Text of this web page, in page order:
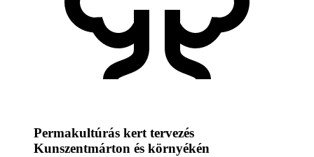
Permakultúrás kert tervezés
Kunszentmárton és környékén